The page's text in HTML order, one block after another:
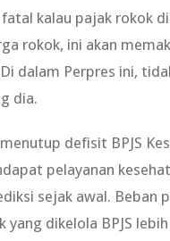
kalau pajak rokok
rokok, ini akan
dalam Perpres ini,
dia.
defisit BPJS
pelayanan
sejak awal. Beban
dikelola BPJS